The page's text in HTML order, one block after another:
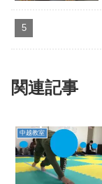
関連記事
中越教室